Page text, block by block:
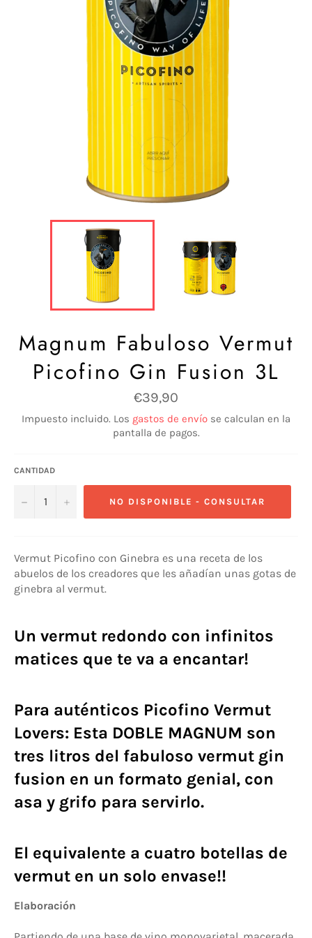
Magnum Fabuloso Vermut
Picofino Gin Fusion 3L
Precio
habitual
€39,90
Impuesto incluido. Los gastos de envío se calculan en la
pantalla de pagos.
CANTIDAD
− + NO DISPONIBLE - CONSULTAR
Vermut Picofino con Ginebra es una receta de los
abuelos de los creadores que les añadían unas gotas de
ginebra al vermut.
Un vermut redondo con infinitos
matices que te va a encantar!
Para auténticos Picofino Vermut
Lovers: Esta DOBLE MAGNUM son
tres litros del fabuloso vermut gin
fusion en un formato genial, con
asa y grifo para servirlo.
El equivalente a cuatro botellas de
vermut en un solo envase!!
Elaboración